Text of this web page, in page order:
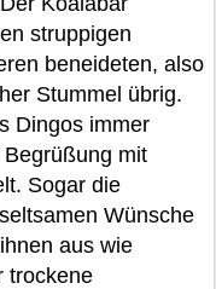
struppigen
beneideten, also
Stummel übrig.
Dingos immer
mit
Sogar die
Wünsche
aus wie
trockene